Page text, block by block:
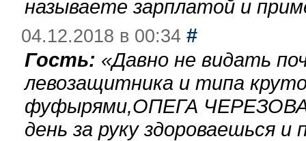
называете зарплатой и
04.12.2018 в 00:34 #
Гость: «Давно не видать
левозащитника и типа
фуфырями,ОПЕГА
день за руку здороваешься